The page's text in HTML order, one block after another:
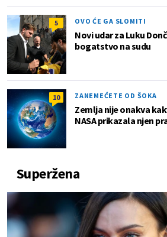
5 OVO ĆE GA SLOMITI
Novi udar za Luku
bogatstvo na sudu
10 ZANEMEĆETE OD ŠOKA
Zemlja nije onakva
NASA prikazala njen
Superžena